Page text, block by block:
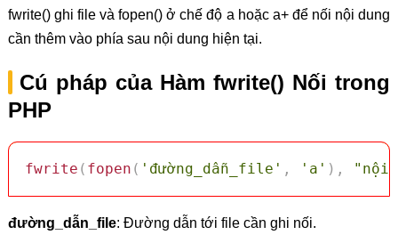
fwrite() ghi file và fopen() ở chế độ a hoặc a+ để nối nội dung
cần thêm vào phía sau nội dung hiện tại.
Cú pháp của Hàm fwrite() Nối trong
PHP
fwrite ( fopen ( 'đường_dẫn_file' , 'a' ) ,
đường_dẫn_file: Đường dẫn tới file cần ghi nối.